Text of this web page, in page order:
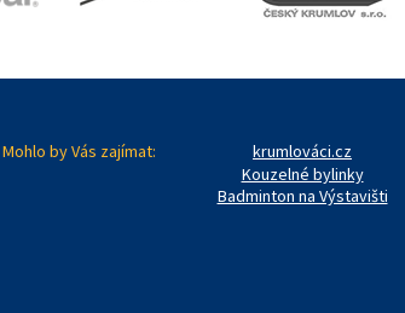
Mohlo by Vás zajímat:
krumlováci.cz
Kouzelné bylinky
Badminton na Výstavišti